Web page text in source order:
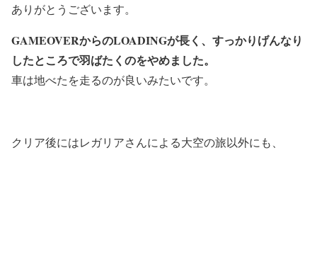
ありがとうございます。
GAMEOVERからのLOADINGが長く、すっかりげんなり
したところで羽ばたくのをやめました。
車は地べたを走るのが良いみたいです。
クリア後にはレガリアさんによる大空の旅以外にも、